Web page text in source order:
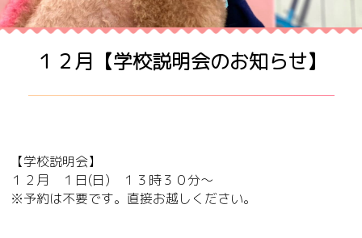
１２月【学校説明会のお知らせ】
【学校説明会】
１２月 １日(日) １３時３０分～
※予約は不要です。直接お越しください。